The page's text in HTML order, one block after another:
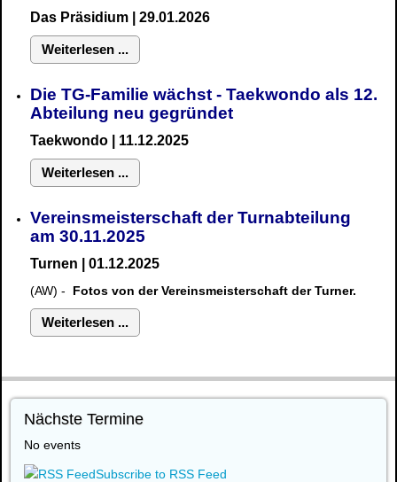
Das Präsidium | 29.01.2026
Weiterlesen ...
Die TG-Familie wächst - Taekwondo als 12.
Abteilung neu gegründet
Taekwondo | 11.12.2025
Weiterlesen ...
Vereinsmeisterschaft der Turnabteilung
am 30.11.2025
Turnen | 01.12.2025
(AW) - Fotos von der Vereinsmeisterschaft der Turner.
Weiterlesen ...
Nächste Termine
No events
Subscribe to RSS Feed